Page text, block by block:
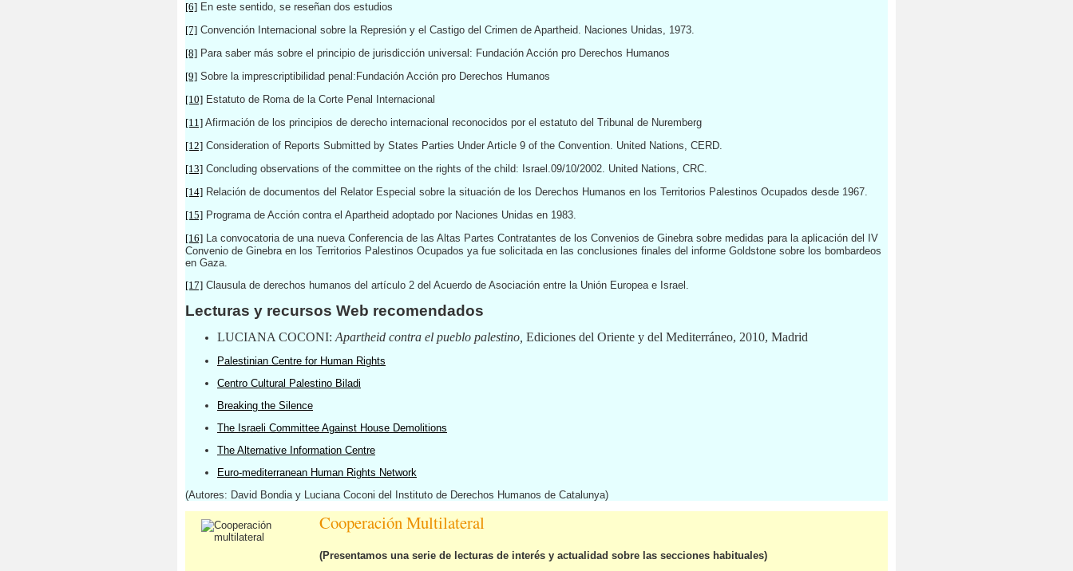
[6] En este sentido, se reseñan dos estudios
[7] Convención Internacional sobre la Represión y el Castigo del Crimen de Apartheid. Naciones Unidas, 1973.
[8] Para saber más sobre el principio de jurisdicción universal: Fundación Acción pro Derechos Humanos
[9] Sobre la imprescriptibilidad penal:Fundación Acción pro Derechos Humanos
[10] Estatuto de Roma de la Corte Penal Internacional
[11] Afirmación de los principios de derecho internacional reconocidos por el estatuto del Tribunal de Nuremberg
[12] Consideration of Reports Submitted by States Parties Under Article 9 of the Convention. United Nations, CERD.
[13] Concluding observations of the committee on the rights of the child: Israel.09/10/2002. United Nations, CRC.
[14] Relación de documentos del Relator Especial sobre la situación de los Derechos Humanos en los Territorios Palestinos Ocupados desde 1967.
[15] Programa de Acción contra el Apartheid adoptado por Naciones Unidas en 1983.
[16] La convocatoria de una nueva Conferencia de las Altas Partes Contratantes de los Convenios de Ginebra sobre medidas para la aplicación del IV
Convenio de Ginebra en los Territorios Palestinos Ocupados ya fue solicitada en las conclusiones finales del informe Goldstone sobre los bombardeos
en Gaza.
[17] Clausula de derechos humanos del artículo 2 del Acuerdo de Asociación entre la Unión Europea e Israel.
Lecturas y recursos Web recomendados
LUCIANA COCONI: Apartheid contra el pueblo palestino, Ediciones del Oriente y del Mediterráneo, 2010, Madrid
Palestinian Centre for Human Rights
Centro Cultural Palestino Biladi
Breaking the Silence
The Israeli Committee Against House Demolitions
The Alternative Information Centre
Euro-mediterranean Human Rights Network
(Autores: David Bondia y Luciana Coconi del Instituto de Derechos Humanos de Catalunya)
Cooperación Multilateral
(Presentamos una serie de lecturas de interés y actualidad sobre las secciones habituales)